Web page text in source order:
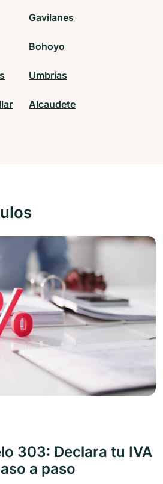
Gavilanes
Bohoyo
Umbrías
Alcaudete
303: Declara tu IVA
a paso